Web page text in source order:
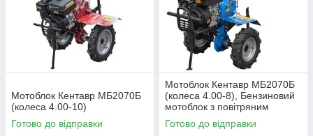
Мотоблок Кентавр МБ2070Б
(колеса 4.00-10)
Готово до відправки
Мотоблок Кентавр МБ2070Б
(колеса 4.00-8), Бензиновий
мотоблок з повітряним
охолодженням і потужністю 7
л. с.
Готово до відправки